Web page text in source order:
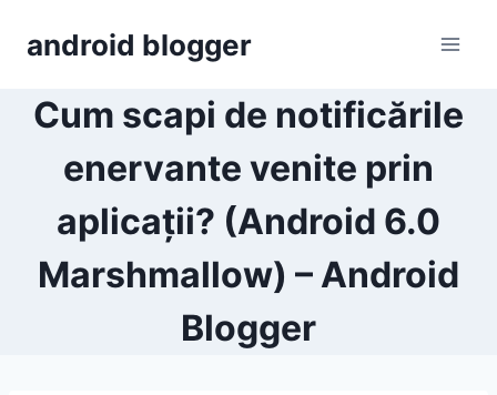
android blogger
Cum scapi de notificările
enervante venite prin
aplicații? (Android 6.0
Marshmallow) – Android
Blogger